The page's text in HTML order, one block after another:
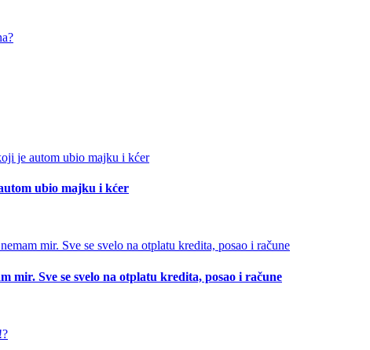
ubio majku i kćer
mir. Sve se svelo na otplatu kredita, posao i račune